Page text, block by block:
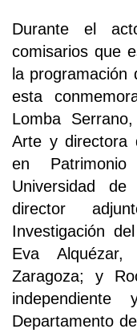
Durante el
comisarios que
la programación
esta
Lomba
Arte y directora
en
Universidad de
director
Investigación
Eva
Zaragoza; y
Departamento